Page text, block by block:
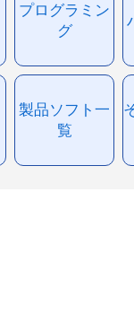
プログラミン
グ
製品ソフト一
覧